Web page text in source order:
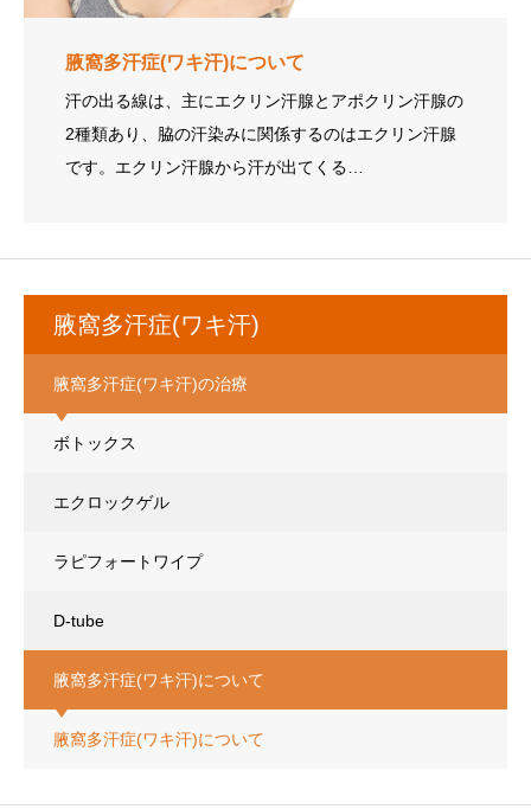
腋窩多汗症(ワキ汗)について
汗の出る線は、主にエクリン汗腺とアポクリン汗腺の
2種類あり、脇の汗染みに関係するのはエクリン汗腺
です。エクリン汗腺から汗が出てくる…
腋窩多汗症(ワキ汗)
腋窩多汗症(ワキ汗)の治療
ボトックス
エクロックゲル
ラピフォートワイプ
D-tube
腋窩多汗症(ワキ汗)について
腋窩多汗症(ワキ汗)について